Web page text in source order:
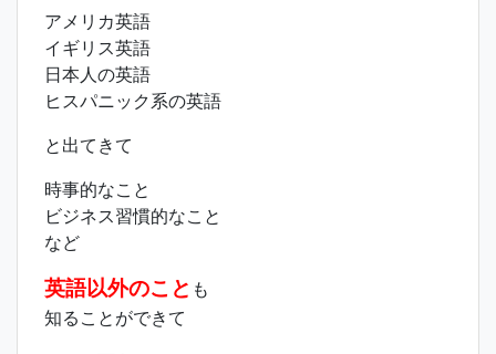
アメリカ英語
イギリス英語
日本人の英語
ヒスパニック系の英語
と出てきて
時事的なこと
ビジネス習慣的なこと
など
英語以外のこと も
知ることができて